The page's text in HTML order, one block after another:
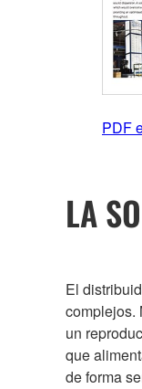
PDF
LA
El
complejos.
un
que
de forma